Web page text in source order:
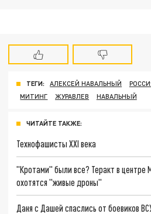
ТЕГИ: АЛЕКСЕЙ НАВАЛЬНЫЙ
МИТИНГ
ЖУРАВЛЕВ НАВАЛЬНЫЙ
ЧИТАЙТЕ ТАКЖЕ:
Технофашисты XXI века
"Кротами" были все? Теракт в центре
охотятся "живые дроны"
Даня с Дашей спаслись от боевиков